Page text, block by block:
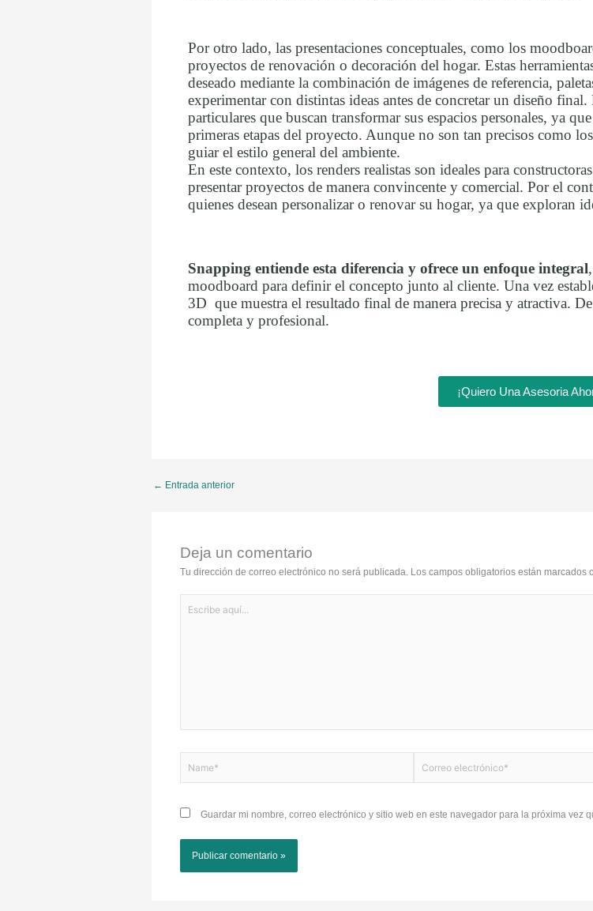
Por otro lado, las presentaciones conceptuales, como los
proyectos de renovación o decoración del hogar. Estas
deseado mediante la combinación de imágenes de referencia,
experimentar con distintas ideas antes de concretar un diseño
particulares que buscan transformar sus espacios personales, ya
primeras etapas del proyecto. Aunque no son tan precisos como
guiar el estilo general del ambiente.
En este contexto, los renders realistas son ideales para
presentar proyectos de manera convincente y comercial. Por el
quienes desean personalizar o renovar su hogar, ya que exploran
Snapping entiende esta diferencia y ofrece un enfoque integral
moodboard para definir el concepto junto al cliente. Una vez
3D que muestra el resultado final de manera precisa y atractiva.
completa y profesional.
¡Quiero Una Asesoria
← Entrada anterior
Deja un comentario
Tu dirección de correo electrónico no será publicada. Los campos obligatorios están marcados
aquí...
electrónico*
Guardar mi nombre, correo electrónico y sitio web en este navegador para la próxima vez